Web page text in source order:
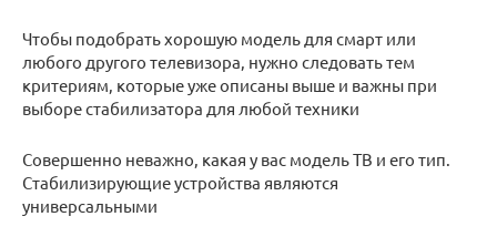
Чтобы подобрать хорошую модель для смарт или
любого другого телевизора, нужно следовать тем
критериям, которые уже описаны выше и важны при
выборе стабилизатора для любой техники
Совершенно неважно, какая у вас модель ТВ и его тип.
Стабилизирующие устройства являются
универсальными